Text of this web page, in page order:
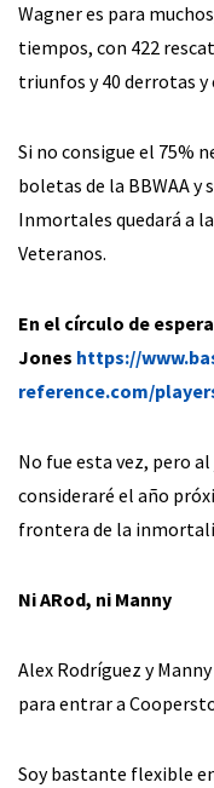
Wagner es para
tiempos, con 422
triunfos y 40 derrotas y
Si no consigue el 75%
boletas de la BBWAA
Inmortales quedará a
Veteranos.
En el círculo de
Jones https://
reference.com/
No fue esta vez, pero
consideraré el año
frontera de la
Ni ARod, ni Manny
Alex Rodríguez y
para entrar a
Soy bastante flexible